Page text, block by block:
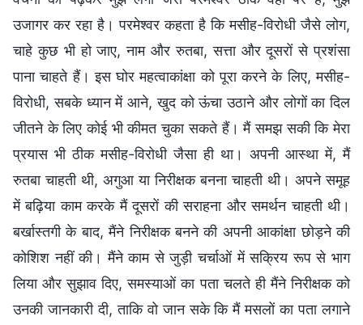
उजागर कर रहा है। परमेश्वर कहता है कि मसीह-विरोधी जैसे लोग,
चाहे कुछ भी हो जाए, नाम और रुतबा, सत्ता और दूसरों से प्रशंसा
पाना चाहते हैं। इस घोर महत्वाकांक्षा को पूरा करने के लिए, मसीह-
विरोधी, सबके ध्यान में आने, खुद को ऊंचा उठाने और लोगों का दिल
जीतने के लिए कोई भी कीमत चुका सकते हैं। मैं समझ सकी कि मेरा
प्रयास भी ठीक मसीह-विरोधी जैसा ही था। अपनी आस्था में, मैं
रुतबा चाहती थी, अगुआ या निरीक्षक बनना चाहती थी। अपने समूह
में बढ़िया काम करके मैं दूसरों की सराहना और समर्थन चाहती थी।
बर्खास्तगी के बाद, मैंने निरीक्षक बनने की अपनी आकांक्षा छोड़ने की
कोशिश नहीं की। मैंने काम से जुड़ी चर्चाओं में सक्रिय रूप से भाग
लिया और सुझाव दिए, समस्याओं का पता चलते ही मैंने निरीक्षक को
उनकी जानकारी दी, ताकि वो जान सके कि मैं मसलों का पता लगाने